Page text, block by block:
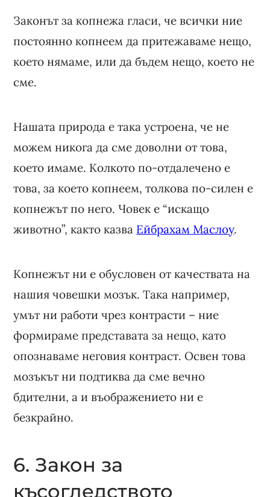
Законът за копнежа гласи, че всички ние
постоянно копнеем да притежаваме нещо,
което нямаме, или да бъдем нещо, което не
сме.
Нашата природа е така устроена, че не
можем никога да сме доволни от това,
което имаме. Колкото по-отдалечено е
това, за което копнеем, толкова по-силен е
копнежът по него. Човек е “искащо
животно”, както казва Ейбрахам Маслоу.
Копнежът ни е обусловен от качествата на
нашия човешки мозък. Така например,
умът ни работи чрез контрасти – ние
формираме представата за нещо, като
опознаваме неговия контраст. Освен това
мозъкът ни подтиква да сме вечно
бдителни, а и въображението ни е
безкрайно.
6. Закон за
късогледството